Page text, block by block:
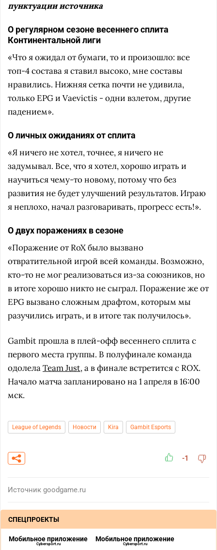
пунктуации источника
О регулярном сезоне весеннего сплита
Континентальной лиги
«Что я ожидал от бумаги, то и произошло: все
топ-4 состава я ставил высоко, мне составы
нравились. Нижняя сетка почти не удивила,
только EPG и Vaevictis - одни взлетом, другие
падением».
О личных ожиданиях от сплита
«Я ничего не хотел, точнее, я ничего не
задумывал. Все, что я хотел, хорошо играть и
научиться чему-то новому, потому что без
развития не будет улучшений результатов. Играю
я неплохо, начал разговаривать, прогресс есть!».
О двух поражениях в сезоне
«Поражение от RoX было вызвано
отвратительной игрой всей команды. Возможно,
кто-то не мог реализоваться из-за союзников, но
в итоге хорошо никто не сыграл. Поражение же от
EPG вызвано сложным драфтом, которым мы
разучились играть, и в итоге так получилось».
Gambit прошла в плей-офф весеннего сплита с
первого места группы. В полуфинале команда
одолелаTeam Just, а в финале встретится с ROX.
Начало матча запланировано на 1 апреля в 16:00
мск.
League of Legends Новости Kira Gambit Esports
-1
Источник goodgame.ru
СПЕЦПРОЕКТЫ
Мобильное приложение
Cybersport.ru
Мобильное приложение
Cybersport.ru